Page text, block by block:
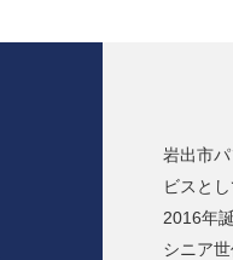
岩出市
ビスとし
2016年
シニア